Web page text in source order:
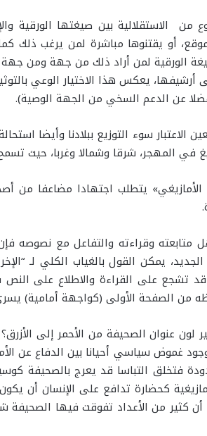
من الاستقلالية بين صيغتها الورقية
أو يقتنوها مباشرة لمن يرغب ذلك
الورقية لمن أراد ذلك من جهة ومن
أرشيفها، يعكس هذا الاختيار الوعي
عن الدعم السخي من الجهة الوصية).
الاعتبار سوء التوزيع ببلادنا وأيضا
في المهجر، شرقا وشمالا وغربا، حيث تسمح
الأمازيغي» يتطلب اجتهادا مضاعفا
وقراءته والتفاعل مع نصوصه
يمكن القول بالغياب الكلي لـ
تشجع على القراءة والاطلاع على النص
من الصفحة الأولى (كواجهة أمامية)
عنوان الصحيفة من الأحمر إلى
غموض سياسي أحيانا بين الدفاع عن
فتخلق التباسا قد يعرج بالصحيفة
كحضارة تدافع على الإنسان أن
أن كثير من الأعداد تفوقت فيها